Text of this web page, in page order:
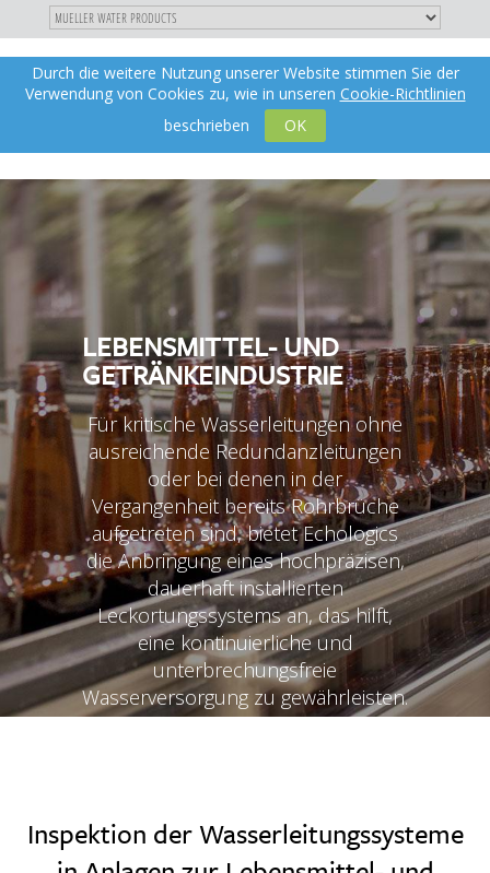
DIREKT
ZUM
INHALT
Toggle
navigation
X
de
Durch die weitere Nutzung unserer Website stimmen Sie der
Verwendung von Cookies zu, wie in unseren Cookie-Richtlinien
beschrieben
OK
LEBENSMITTEL- UND
GETRÄNKEINDUSTRIE
Für kritische Wasserleitungen ohne
ausreichende Redundanzleitungen
oder bei denen in der
Vergangenheit bereits Rohrbrüche
aufgetreten sind, bietet Echologics
die Anbringung eines hochpräzisen,
dauerhaft installierten
Leckortungssystems an, das hilft,
eine kontinuierliche und
unterbrechungsfreie
Wasserversorgung zu gewährleisten.
Inspektion der Wasserleitungssysteme